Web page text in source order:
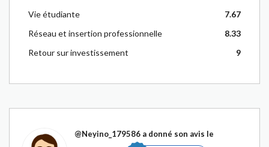
Vie étudiante
7.67
Réseau et insertion professionnelle
8.33
Retour sur investissement
9
@Neyino_179586 a donné son avis le